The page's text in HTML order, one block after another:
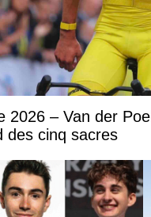
2026 – Van der
des cinq sacres